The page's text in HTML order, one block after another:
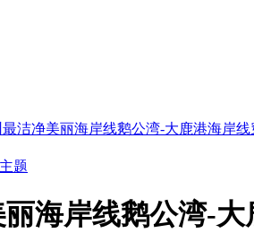
洁净美丽海岸线鹅公湾-大鹿港海岸线
海岸线鹅公湾-